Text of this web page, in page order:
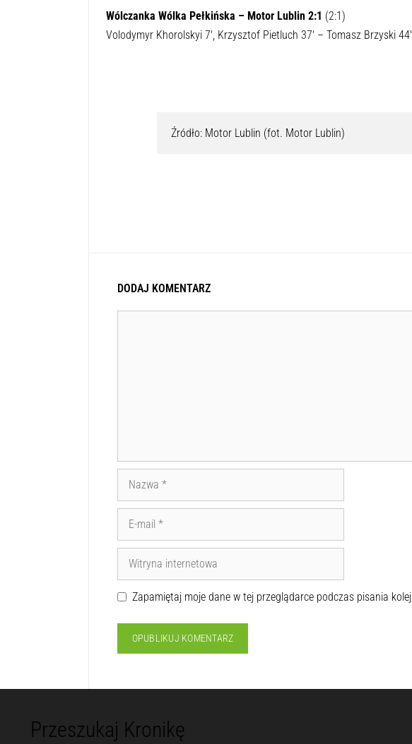
Wólczanka Wólka Pełkińska – Motor Lublin 2:1 (2:1)
Volodymyr Khorolskyi 7′, Krzysztof Pietluch 37′ – Tomasz Brzyski 44′
Źródło: Motor Lublin (fot. Motor Lublin)
DODAJ KOMENTARZ
Zapamiętaj moje dane w tej przeglądarce podczas pisania
Przeszukaj Kronikę